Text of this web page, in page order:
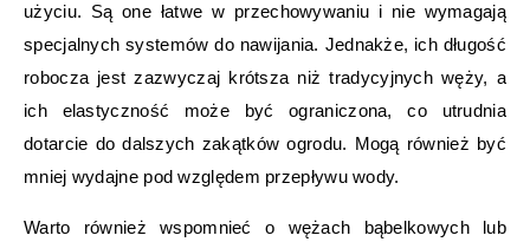
użyciu. Są one łatwe w przechowywaniu i nie wymagają
specjalnych systemów do nawijania. Jednakże, ich długość
robocza jest zazwyczaj krótsza niż tradycyjnych węży, a
ich elastyczność może być ograniczona, co utrudnia
dotarcie do dalszych zakątków ogrodu. Mogą również być
mniej wydajne pod względem przepływu wody.
Warto również wspomnieć o wężach bąbelkowych lub